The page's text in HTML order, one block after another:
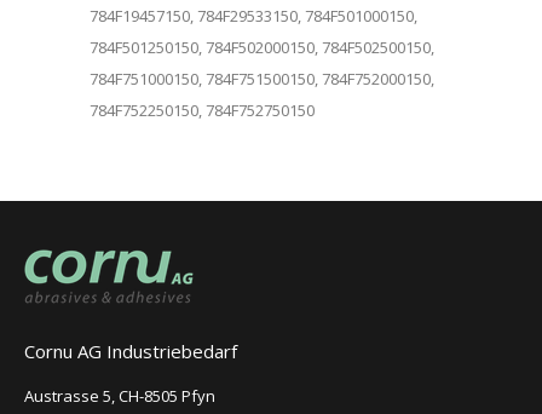
784F19457150, 784F29533150, 784F501000150,
784F501250150, 784F502000150, 784F502500150,
784F751000150, 784F751500150, 784F752000150,
784F752250150, 784F752750150
Cornu AG Industriebedarf
Austrasse 5, CH-8505 Pfyn